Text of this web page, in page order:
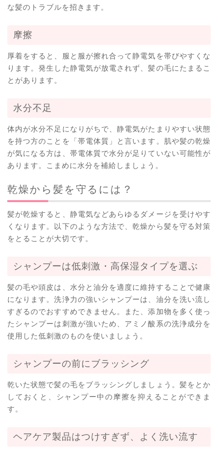
な髪のトラブルを招きます。
摩擦
厚着をすると、服と服が擦れ合って静電気を帯びやすくな
ります。発生した静電気が放電されず、髪の毛にたまるこ
とがあります。
水分不足
体内が水分不足になりがちで、静電気がたまりやすい状態
を持つ方のことを「帯電体質」と言います。肌や髪の乾燥
が気になる方は、帯電体質で水分が足りていない可能性が
あります。こまめに水分を補給しましょう。
乾燥から髪を守るには？
髪が乾燥すると、静電気などあらゆるダメージを受けやす
くなります。以下のような方法で、乾燥から髪を守る対策
をとることが大切です。
シャンプーは低刺激・高保湿タイプを選ぶ
髪の毛や頭皮は、水分と油分を適度に維持することで健康
になります。洗浄力の強いシャンプーは、油分を洗い流し
すぎるのでおすすめできません。また、添加物を多く使っ
たシャンプーは刺激が強いため、アミノ酸系の洗浄成分を
使用した低刺激のものを使いましょう。
シャンプーの前にブラッシング
乾いた状態で髪の毛をブラッシングしましょう。髪をとか
しておくと、シャンプー中の摩擦を抑えることができま
す。
ヘアケア製品はつけすぎず、よく洗い流す